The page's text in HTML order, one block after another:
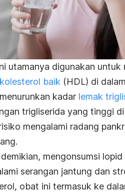
utamanya digunakan
baik (HDL) di
kadar lemak
trigliserida yang tinggi
mengalami radang
mengonsumsi
serangan jantung dan
obat ini termasuk ke